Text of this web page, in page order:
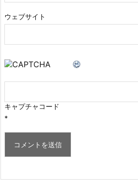
ウェブサイト
キャプチャコード
*